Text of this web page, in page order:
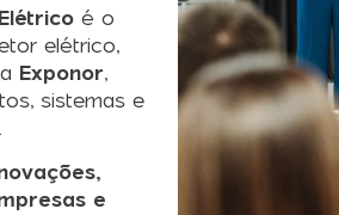
é o
elétrico,
Exponor,
sistemas e
e